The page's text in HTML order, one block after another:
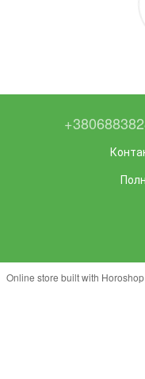
Online store built with Horoshop